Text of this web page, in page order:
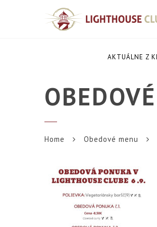
AKTUÁLNE Z
OBEDOVÉ
Home Obedové menu